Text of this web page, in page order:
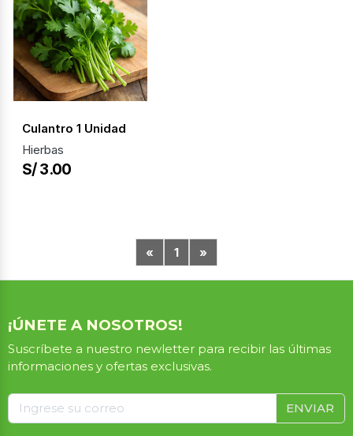
Culantro 1 Unidad
Hierbas
S/ 3.00
« 1 »
¡ÚNETE A NOSOTROS!
Suscríbete a nuestro newletter para recibir las últimas
informaciones y ofertas exclusivas.
ENVIAR